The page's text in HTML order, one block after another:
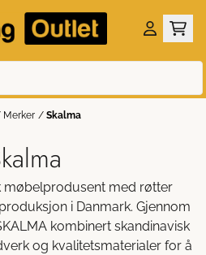
Merker / Skalma
møbelprodusent med røtter
i Danmark. Gjennom
kombinert skandinavisk
og kvalitetsmaterialer for å